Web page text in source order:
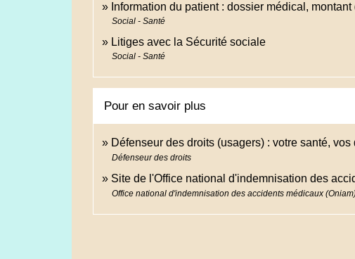
Information du patient : dossier médical,
Social - Santé
Litiges avec la Sécurité sociale
Social - Santé
Pour en savoir plus
Défenseur des droits (usagers) : votre santé, vos
Défenseur des droits
Site de l'Office national d'indemnisation des
Office national d'indemnisation des accidents médicaux